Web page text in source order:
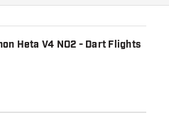
Heta V4 NO2 - Dart Flights